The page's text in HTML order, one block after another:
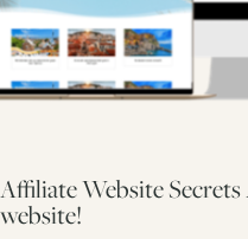
Affiliate Website Secrets
website!